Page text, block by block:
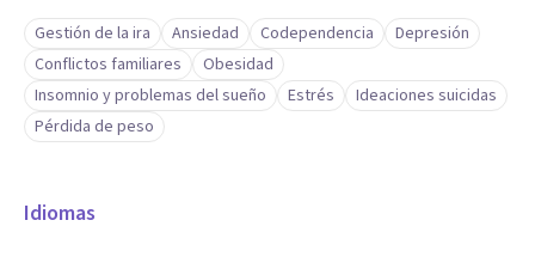
Gestión de la ira Ansiedad Codependencia
Depresión
Conflictos familiares
Obesidad
Insomnio y problemas del sueño
Estrés
Ideaciones suicidas
Pérdida de peso
Idiomas